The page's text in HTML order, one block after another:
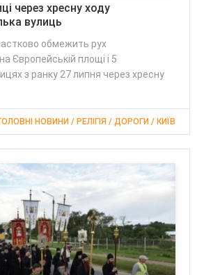
через хресну ходу
вулиць
обмежить рух
Європейській площі і 5
з ранку 27 липня через хресну
НОВИНИ / РЕЛІГІЯ / ДОРОГИ / КИЇВ